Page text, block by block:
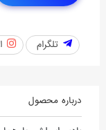
تلگرام
درباره محصول